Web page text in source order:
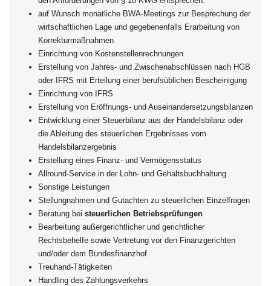
auf Wunsch monatliche BWA-Meetings zur Besprechung der
wirtschaftlichen Lage und gegebenenfalls Erarbeitung von
Korrekturmaßnahmen
Einrichtung von Kostenstellenrechnungen
Erstellung von Jahres- und Zwischenabschlüssen nach HGB
oder IFRS mit Erteilung einer berufsüblichen Bescheinigung
Einrichtung von IFRS
Erstellung von Eröffnungs- und Auseinandersetzungsbilanzen
Entwicklung einer Steuerbilanz aus der Handelsbilanz oder
die Ableitung des steuerlichen Ergebnisses vom
Handelsbilanzergebnis
Erstellung eines Finanz- und Vermögensstatus
Allround-Service in der Lohn- und Gehaltsbuchhaltung
Sonstige Leistungen
Stellungnahmen und Gutachten zu steuerlichen Einzelfragen
Beratung bei steuerlichen Betriebsprüfungen
Bearbeitung außergerichtlicher und gerichtlicher
Rechtsbehelfe sowie Vertretung vor den Finanzgerichten
und/oder dem Bundesfinanzhof
Treuhand-Tätigkeiten
Handling des Zahlungsverkehrs